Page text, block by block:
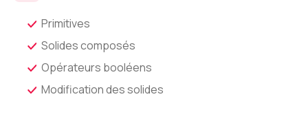
Primitives
Solides composés
Opérateurs booléens
Modification des solides